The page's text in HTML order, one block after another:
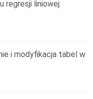
regresji liniowej
i modyfikacja tabel w